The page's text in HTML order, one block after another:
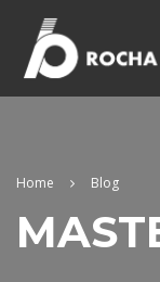
Home Blog